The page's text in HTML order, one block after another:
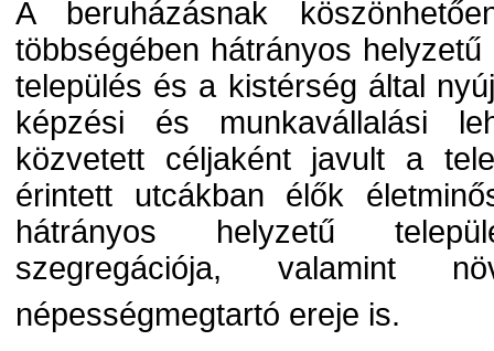
A beruházásnak
többségében hátrányos
település és a kistérség által
képzési és munkavállalási
közvetett céljaként javult a
érintett utcákban élők
hátrányos helyzetű
szegregációja, valamint
népességmegtartó ereje is.